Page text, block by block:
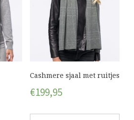
Cashmere sjaal met ruitjes
€199,95